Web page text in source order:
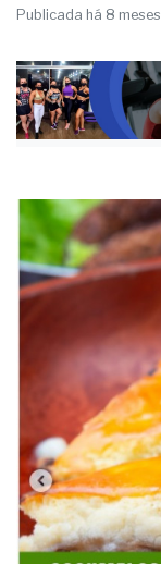
Publicada há 8 meses